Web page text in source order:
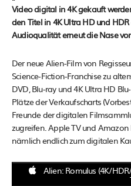
Video digital in 4K gekauft
den Titel in 4K Ultra HD und
Audioqualität erneut die Nase
Der neue Alien-Film von
Science-Fiction-Franchise zu
DVD, Blu-ray und 4K Ultra HD
Plätze der Verkaufscharts
Freunde der digitalen
zugreifen. Apple TV und
nämlich endlich zum digitalen
Alien: Romulus (4K/